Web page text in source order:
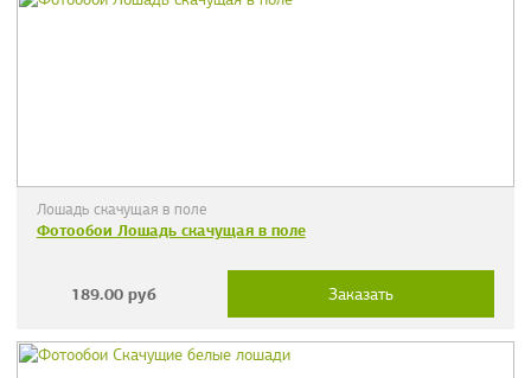
Лошадь скачущая в поле
Фотообои Лошадь скачущая в поле
189.00 руб Заказать